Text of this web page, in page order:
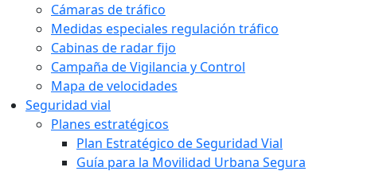
Cámaras de tráfico
Medidas especiales regulación tráfico
Cabinas de radar fijo
Campaña de Vigilancia y Control
Mapa de velocidades
Seguridad vial
Planes estratégicos
Plan Estratégico de Seguridad Vial
Guía para la Movilidad Urbana Segura